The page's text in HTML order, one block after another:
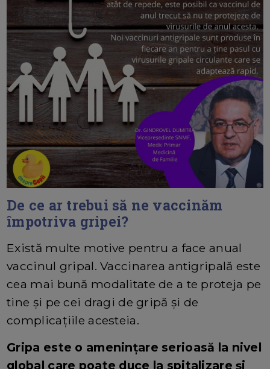
De ce ar trebui să ne vaccinăm
împotriva gripei?
Există multe motive pentru a face anual
vaccinul gripal. Vaccinarea antigripală este
cea mai bună modalitate de a te proteja pe
tine și pe cei dragi de gripă și de
complicațiile acesteia.
Gripa este o amenințare serioasă la nivel
global care poate duce la spitalizare și